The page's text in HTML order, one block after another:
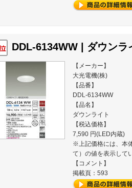
DDL-6134WW | ダウンラ
【メーカー】
大光電機(株)
【品番】
DDL-6134WW
【品名】
ダウンライト
【税込価格】
7,590 円(LED内蔵)
※上記価格には、本
て）の値を表示して
【コメント】
掲載頁：593